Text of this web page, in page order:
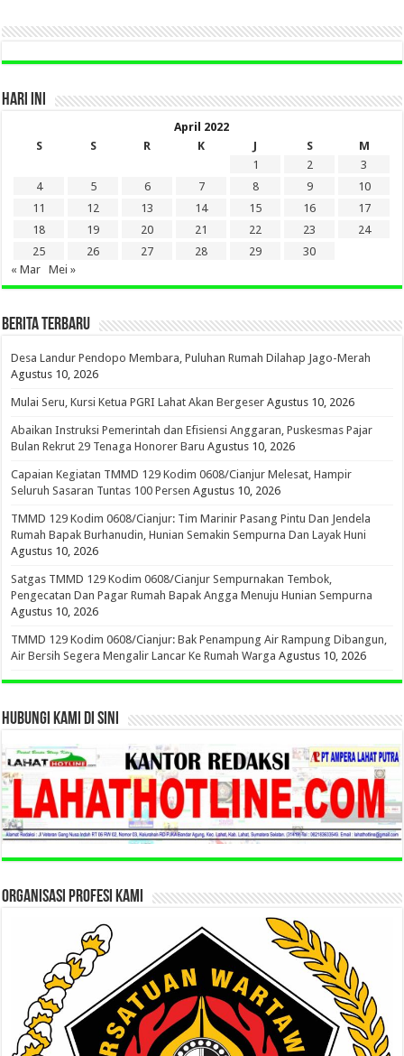
HARI INI
April 2022
S
S R K J S
M
1
2
3
4
5 6 7 8 9
10
11
12 13 14 15 16
17
18
19 20 21 22 23
24
25
26 27 28 29
30
« Mar
Mei »
BERITA TERBARU
Desa Landur Pendopo Membara, Puluhan Rumah Dilahap Jago-Merah
Agustus 10, 2026
Mulai Seru, Kursi Ketua PGRI Lahat Akan Bergeser Agustus 10, 2026
Abaikan Instruksi Pemerintah dan Efisiensi Anggaran, Puskesmas Pajar
Bulan Rekrut 29 Tenaga Honorer Baru Agustus 10, 2026
Capaian Kegiatan TMMD 129 Kodim 0608/Cianjur Melesat, Hampir
Seluruh Sasaran Tuntas 100 Persen Agustus 10, 2026
TMMD 129 Kodim 0608/Cianjur: Tim Marinir Pasang Pintu Dan Jendela
Rumah Bapak Burhanudin, Hunian Semakin Sempurna Dan Layak Huni
Agustus 10, 2026
Satgas TMMD 129 Kodim 0608/Cianjur Sempurnakan Tembok,
Pengecatan Dan Pagar Rumah Bapak Angga Menuju Hunian Sempurna
Agustus 10, 2026
TMMD 129 Kodim 0608/Cianjur: Bak Penampung Air Rampung Dibangun,
Air Bersih Segera Mengalir Lancar Ke Rumah Warga Agustus 10, 2026
HUBUNGI KAMI DI SINI
ORGANISASI PROFESI KAMI